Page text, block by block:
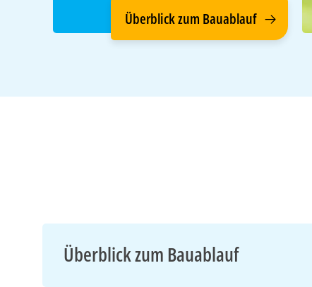
Überblick zum Bauablauf
Überblick zum Bauablauf